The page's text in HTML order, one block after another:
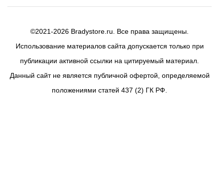
©2021-2026 Bradystore.ru. Все права защищены.
Использование материалов сайта допускается только при
публикации активной ссылки на цитируемый материал.
Данный сайт не является публичной офертой, определяемой
положениями статей 437 (2) ГК РФ.